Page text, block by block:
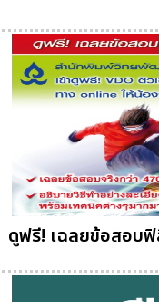
ดูฟรี! เฉลยข้อสอบ